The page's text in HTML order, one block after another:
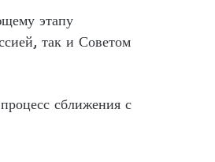
этапу
так и Советом
сближения с